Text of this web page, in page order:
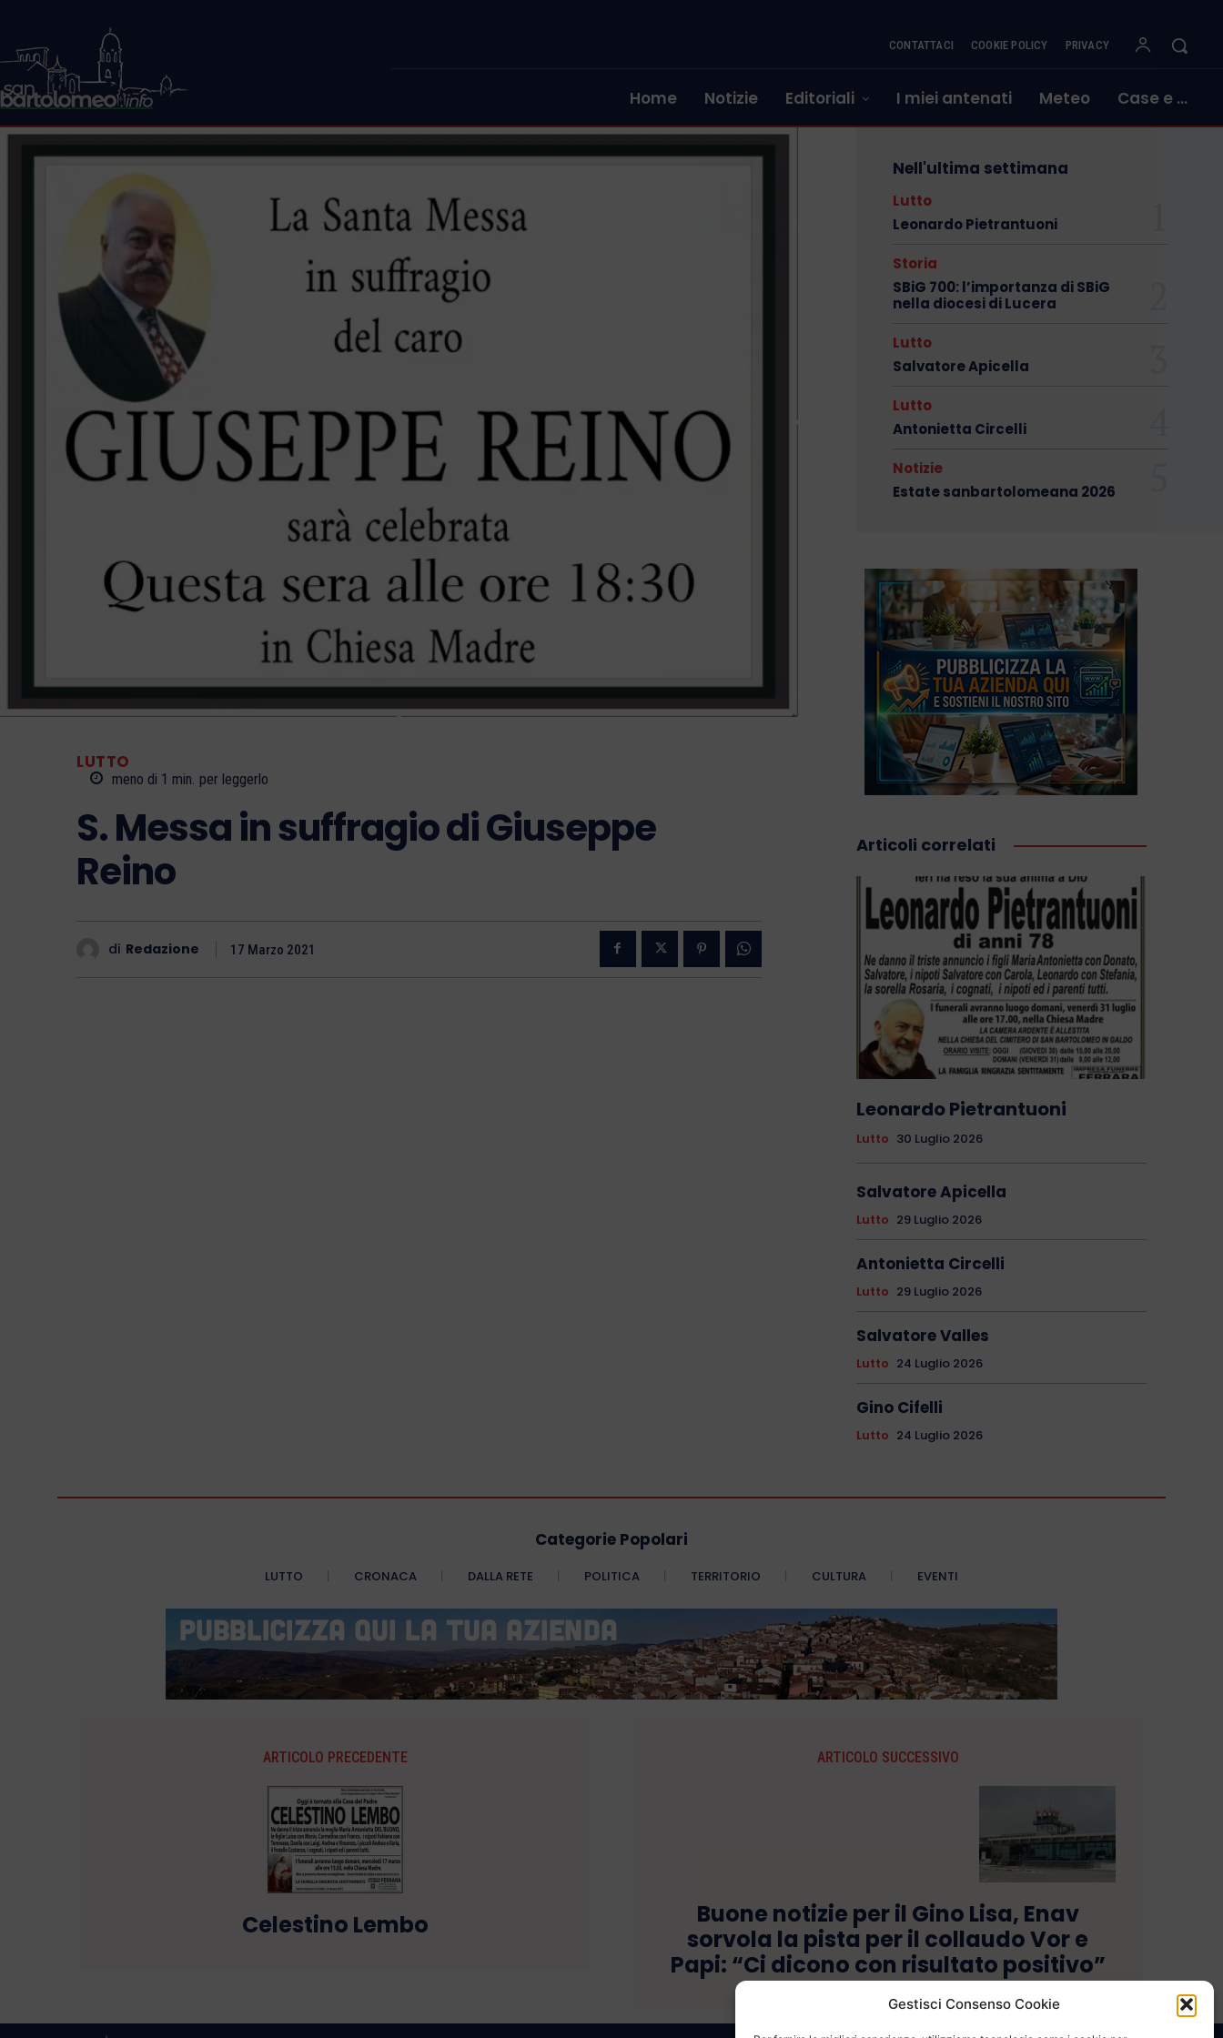
Gestisci Consenso Cookie
CONTATTACI COOKIE POLICY PRIVACY
Home Notizie Editoriali I miei antenati Meteo Case e …
LUTTO
meno di 1 min. per leggerlo
S. Messa in suffragio di Giuseppe
Reino
di Redazione 17 Marzo 2021
Nell'ultima settimana
Lutto
Leonardo Pietrantuoni
Storia
SBiG 700: l’importanza di SBiG
nella diocesi di Lucera
Lutto
Salvatore Apicella
Lutto
Antonietta Circelli
Notizie
Estate sanbartolomeana 2026
Articoli correlati
Leonardo Pietrantuoni
Lutto 30 Luglio 2026
Salvatore Apicella
Lutto 29 Luglio 2026
Antonietta Circelli
Lutto 29 Luglio 2026
Salvatore Valles
Lutto 24 Luglio 2026
Gino Cifelli
Lutto 24 Luglio 2026
Categorie Popolari
LUTTO CRONACA DALLA RETE POLITICA TERRITORIO CULTURA EVENTI
ARTICOLO PRECEDENTE
Celestino Lembo
ARTICOLO SUCCESSIVO
Buone notizie per il Gino Lisa, Enav
sorvola la pista per il collaudo Vor e
Papi: “Ci dicono con risultato positivo”